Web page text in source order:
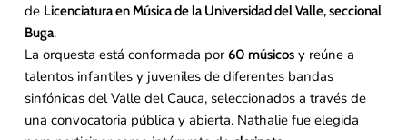
de Licenciatura en Música de la Universidad del Valle, seccional
Buga.
La orquesta está conformada por60 músicosy reúne a
talentos infantiles y juveniles de diferentes bandas
sinfónicas del Valle del Cauca, seleccionados a través de
una convocatoria pública y abierta. Nathalie fue elegida